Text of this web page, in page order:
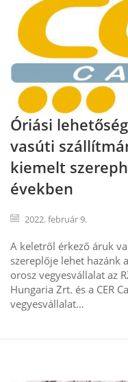
Óriási
vasúti
kiemelt
években
2022. február 9.
A keletről érkező áruk
szereplője lehet hazánk
orosz vegyesvállalat az
Hungaria Zrt. és a CER
vegyesvállalat…